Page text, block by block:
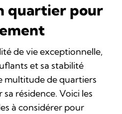
quartier pour
de vie exceptionnelle,
et sa stabilité
multitude de quartiers
résidence. Voici les
à considérer pour